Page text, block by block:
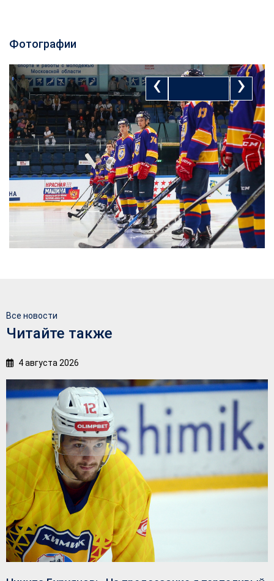
Фотографии
‹ ›
Все новости
Читайте также
4 августа 2026